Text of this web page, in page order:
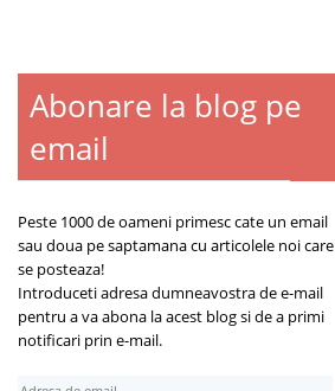
Abonare la blog pe
email
Peste 1000 de oameni primesc cate un email
sau doua pe saptamana cu articolele noi care
se posteaza!
Introduceti adresa dumneavostra de e-mail
pentru a va abona la acest blog si de a primi
notificari prin e-mail.